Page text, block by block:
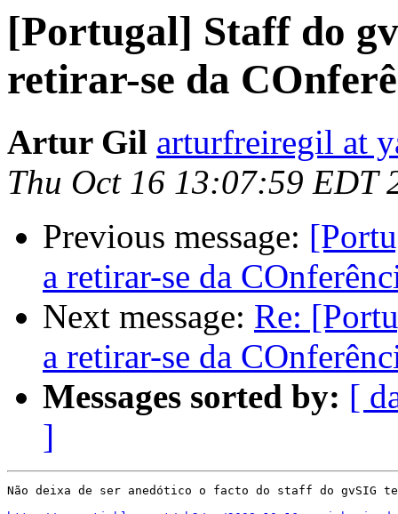
[Portugal] Staff do
retirar-se da
Artur Gil arturfreiregil at
Thu Oct 16 13:07:59 EDT
Previous message:
a retirar-se da
Next message: Re:
a retirar-se da
Messages sorted by: [
]
Não deixa de ser anedótico o facto do staff do gvSIG